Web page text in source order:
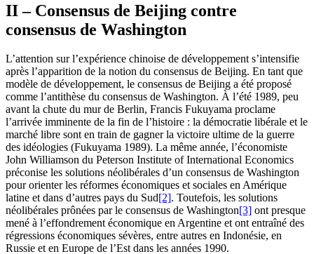
II – Consensus de Beijing contre
consensus de Washington
L’attention sur l’expérience chinoise de développement s’intensifie
après l’apparition de la notion du consensus de Beijing. En tant que
modèle de développement, le consensus de Beijing a été proposé
comme l’antithèse du consensus de Washington. À l’été 1989, peu
avant la chute du mur de Berlin, Francis Fukuyama proclame
l’arrivée imminente de la fin de l’histoire : la démocratie libérale et le
marché libre sont en train de gagner la victoire ultime de la guerre
des idéologies (Fukuyama 1989). La même année, l’économiste
John Williamson du Peterson Institute of International Economics
préconise les solutions néolibérales d’un consensus de Washington
pour orienter les réformes économiques et sociales en Amérique
latine et dans d’autres pays du Sud[2]. Toutefois, les solutions
néolibérales prônées par le consensus de Washington[3] ont presque
mené à l’effondrement économique en Argentine et ont entraîné des
régressions économiques sévères, entre autres en Indonésie, en
Russie et en Europe de l’Est dans les années 1990.